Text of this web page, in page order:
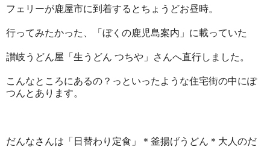
フェリーが鹿屋市に到着するとちょうどお昼時。
行ってみたかった、「ぼくの鹿児島案内」に載っていた
讃岐うどん屋「生うどん つちや」さんへ直行しました。
こんなところにあるの？っといったような住宅街の中にぽ
つんとあります。
だんなさんは「日替わり定食」＊釜揚げうどん＊大人のだ